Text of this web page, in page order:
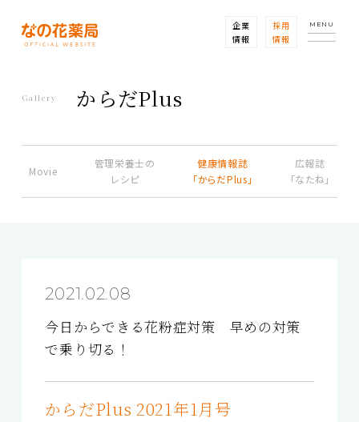
企業
情報
採用
情報
MENU
Gallery からだPlus
Movie
管理栄養士の
レシピ
健康情報誌
「からだPlus」
広報誌
「なたね」
今日からできる花粉症対策 早めの対策
で乗り切る！
2021.02.08
からだPlus 2021年1月号